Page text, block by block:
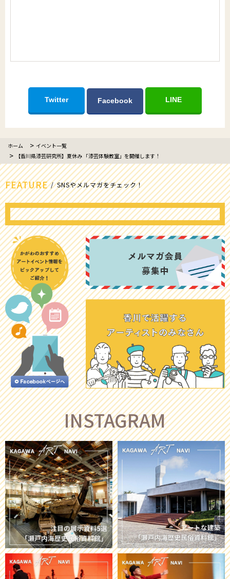
Twitter Facebook LINE
ホーム
イベント一覧
【香川県漆芸研究所】夏休み 「漆芸体験教室」を開催します！
FEATURE SNSやメルマガをチェック！
INSTAGRAM